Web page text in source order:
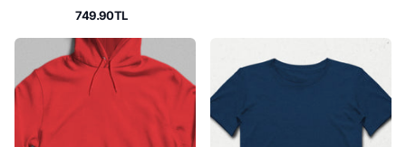
749.90TL